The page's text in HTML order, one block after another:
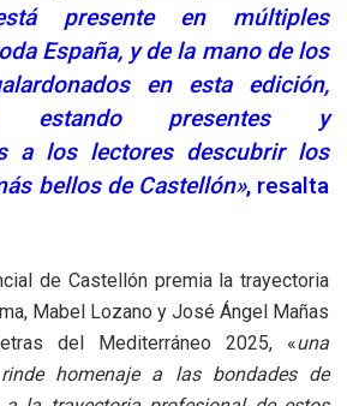
presente en múltiples
España, y de la mano de los
en esta edición,
estando presentes y
a los lectores descubrir los
bellos de Castellón», resalta
de Castellón premia la trayectoria
Mabel Lozano y José Ángel Mañas
del Mediterráneo 2025, «una
homenaje a las bondades de